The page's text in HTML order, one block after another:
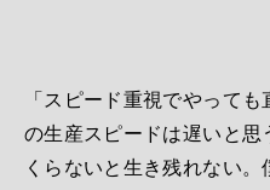
「スピード重視でやって
の生産スピードは遅いと思
くらないと生き残れない